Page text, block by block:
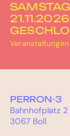
SAMSTAG
21.11.2026
PERRON-3
Bahnhofplatz 2
3067 Boll